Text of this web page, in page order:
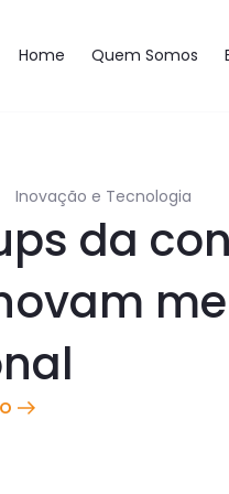
Home Quem Somos
Inovação e Tecnologia
da